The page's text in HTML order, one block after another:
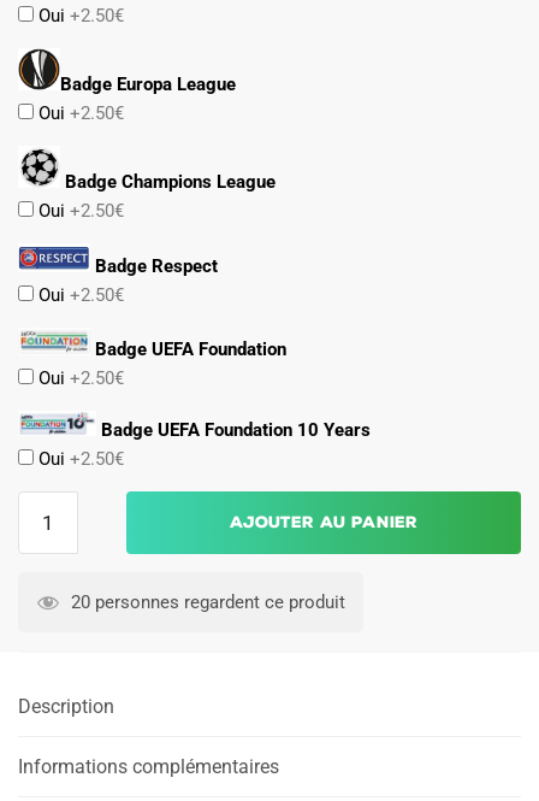
Oui +2.50€
Badge Europa League
Oui +2.50€
Badge Champions League
Oui +2.50€
Badge Respect
Oui +2.50€
Badge UEFA Foundation
Oui +2.50€
Badge UEFA Foundation 10 Years
Oui +2.50€
Match
2026
Ajouter au panier
20 personnes regardent ce produit
Description
Informations complémentaires